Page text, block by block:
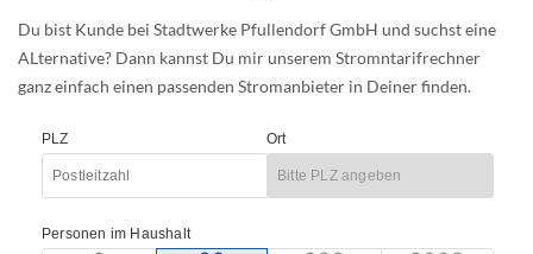
Du bist Kunde bei Stadtwerke Pfullendorf GmbH und suchst eine
ALternative? Dann kannst Du mir unserem Stromntarifrechner
ganz einfach einen passenden Stromanbieter in Deiner finden.